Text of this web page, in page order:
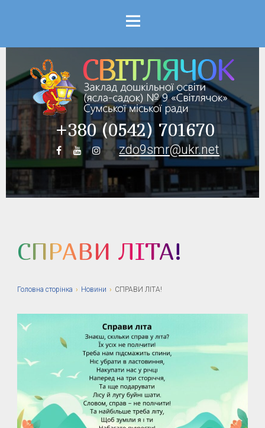
+380 (0542) 701670
zdo9smr@ukr.net
Menu
СПРАВИ ЛІТА!
Головна сторiнка › Новини › СПРАВИ ЛІТА!